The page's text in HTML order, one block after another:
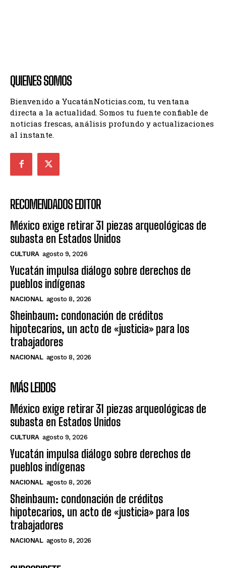
QUIENES SOMOS
Bienvenido a YucatánNoticias.com, tu ventana
directa a la actualidad. Somos tu fuente confiable de
noticias frescas, análisis profundo y actualizaciones
al instante.
RECOMENDADOS EDITOR
México exige retirar 31 piezas arqueológicas de
subasta en Estados Unidos
CULTURA agosto 9, 2026
Yucatán impulsa diálogo sobre derechos de
pueblos indígenas
NACIONAL agosto 8, 2026
Sheinbaum: condonación de créditos
hipotecarios, un acto de «justicia» para los
trabajadores
NACIONAL agosto 8, 2026
MÁS LEIDOS
México exige retirar 31 piezas arqueológicas de
subasta en Estados Unidos
CULTURA agosto 9, 2026
Yucatán impulsa diálogo sobre derechos de
pueblos indígenas
NACIONAL agosto 8, 2026
Sheinbaum: condonación de créditos
hipotecarios, un acto de «justicia» para los
trabajadores
NACIONAL agosto 8, 2026